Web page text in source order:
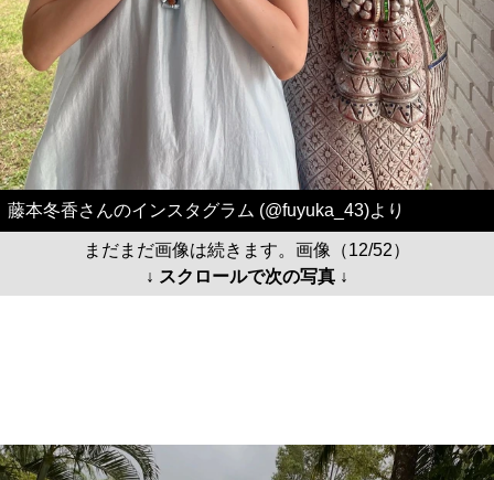
藤本冬香さんのインスタグラム (@fuyuka_43)より
まだまだ画像は続きます。画像（12/52）
↓ スクロールで次の写真 ↓